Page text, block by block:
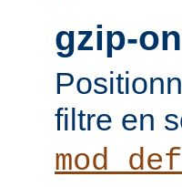
gzip-
filtre en